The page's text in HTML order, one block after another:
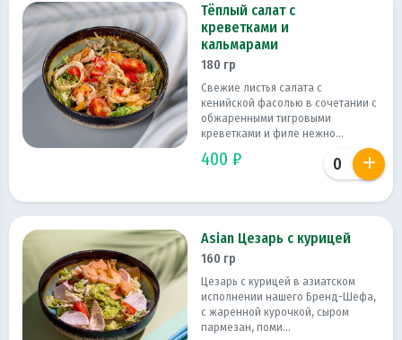
Тёплый салат с
креветками и
кальмарами
180 гр
Свежие листья салата с
кенийской фасолью в сочетании с
обжаренными тигровыми
креветками и филе нежно...
400 ₽
Asian Цезарь с курицей
160 гр
Цезарь с курицей в азиатском
исполнении нашего Бренд-Шефа,
с жаренной курочкой, сыром
пармезан, поми...